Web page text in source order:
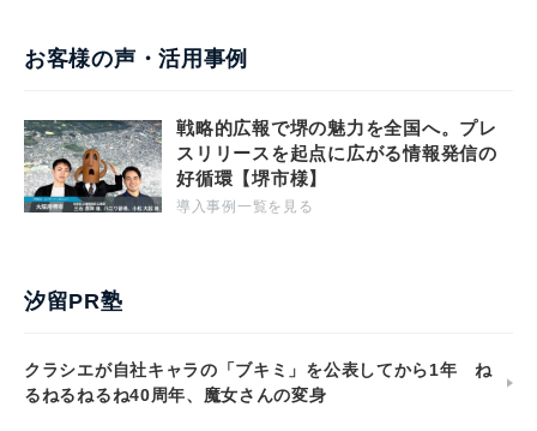
お客様の声・活用事例
戦略的広報で堺の魅力を全国へ。プレ
スリリースを起点に広がる情報発信の
好循環【堺市様】
導入事例一覧を見る
汐留PR塾
クラシエが自社キャラの「ブキミ」を公表してから1年 ね
るねるねるね40周年、魔女さんの変身